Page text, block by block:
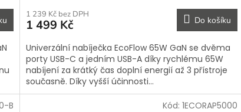
1 239 Kč bez DPH
1 499 Kč Do košíku
Univerzální nabíječka EcoFlow 65W GaN se dvěma
porty USB-C a jedním USB-A díky rychlému 65W
nabíjení za krátký čas doplní energií až 3 přístroje
současně. Díky vyšší účinnosti...
B Kód: 1ECORAP5000